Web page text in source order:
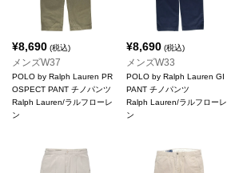
¥8,690 (税込)
メンズW37
POLO by Ralph Lauren PR
OSPECT PANT チノパンツ
Ralph Lauren/ラルフローレ
ン
¥8,690(税込)
メンズW33
POLO by Ralph Lauren GI
PANT チノパンツ
Ralph Lauren/ラルフローレ
ン